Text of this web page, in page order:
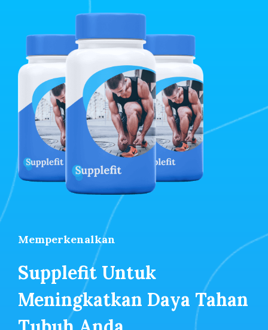
Memperkenalkan
Supplefit Untuk
Meningkatkan Daya Tahan